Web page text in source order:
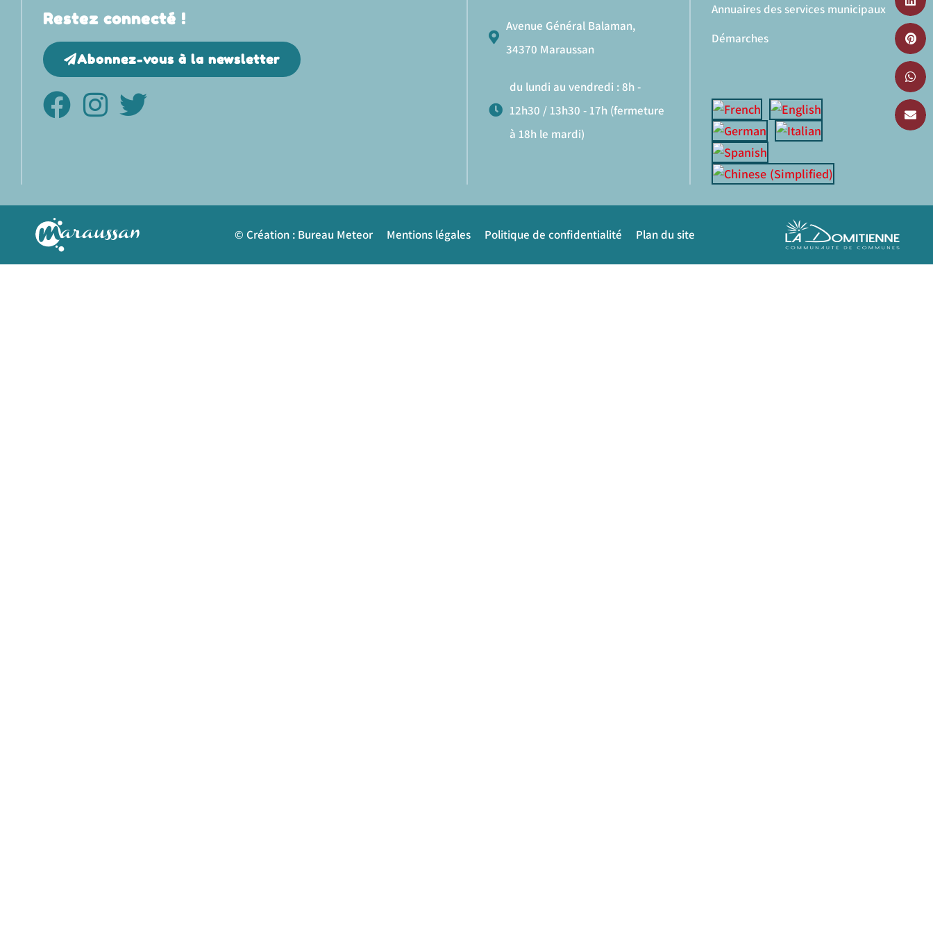
Restez connecté !
Abonnez-vous à la newsletter
Avenue Général Balaman,
34370 Maraussan
du lundi au vendredi : 8h -
12h30 / 13h30 - 17h (fermeture
à 18h le mardi)
Annuaires des services municipaux
Démarches
© Création : Bureau Meteor Mentions légales Politique de confidentialité Plan du site